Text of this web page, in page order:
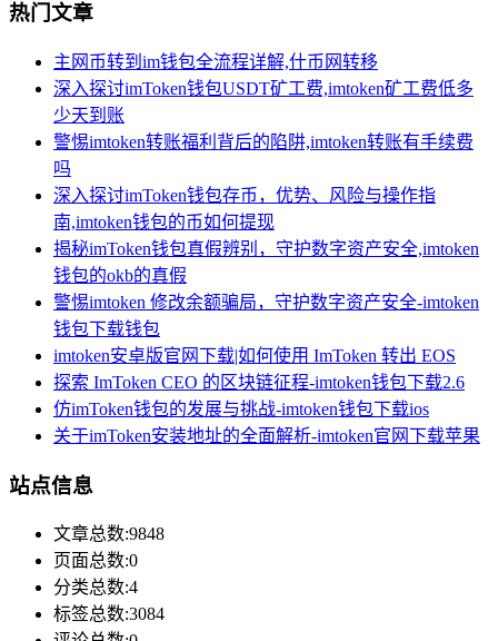
热门文章
主网币转到im钱包全流程详解,什币网转移
深入探讨imToken钱包USDT矿工费,imtoken矿工费低多
少天到账
警惕imtoken转账福利背后的陷阱,imtoken转账有手续费
吗
深入探讨imToken钱包存币，优势、风险与操作指
南,imtoken钱包的币如何提现
揭秘imToken钱包真假辨别，守护数字资产安全,imtoken
钱包的okb的真假
警惕imtoken 修改余额骗局，守护数字资产安全-imtoken
钱包下载钱包
imtoken安卓版官网下载|如何使用 ImToken 转出 EOS
探索 ImToken CEO 的区块链征程-imtoken钱包下载2.6
仿imToken钱包的发展与挑战-imtoken钱包下载ios
关于imToken安装地址的全面解析-imtoken官网下载苹果
站点信息
文章总数:9848
页面总数:0
分类总数:4
标签总数:3084